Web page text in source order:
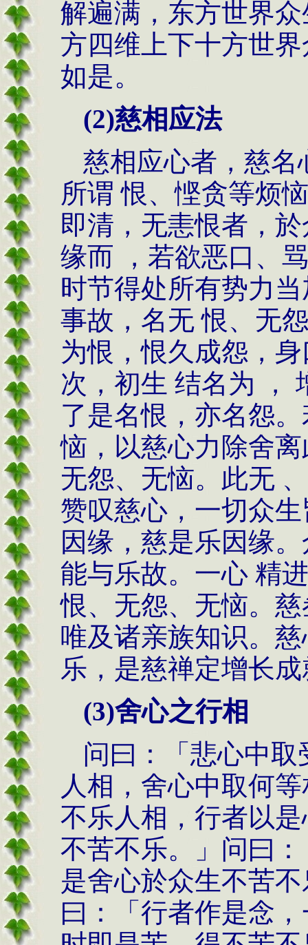
解遍满，东方世界
方四维上下十方世
如是。
(2)慈相应法
慈相应心者，慈
所谓 恨、悭贪等烦
即清，无恚恨者，
缘而 ，若欲恶口、
时节得处所有势力
事故，名无 恨、无
为恨，恨久成怨，
次，初生 结名为 ，
了是名恨，亦名怨
恼，以慈心力除舍
无怨、无恼。此无
赞叹慈心，一切众
因缘，慈是乐因缘
能与乐故。一心 精
恨、无怨、无恼。
唯及诸亲族知识。
乐，是慈禅定增长
(3)舍心之行相
问曰：「悲心中
人相，舍心中取何
不乐人相，行者以
不苦不乐。」问曰
是舍心於众生不苦
曰：「行者作是念